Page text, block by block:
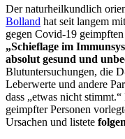
Der naturheilkundlich
Bolland hat seit langem
gegen Covid-19
„Schieflage im
absolut gesund und
Blutuntersuchungen, die
Leberwerte und andere
dass „etwas nicht
geimpfter Personen
Ursachen und listete